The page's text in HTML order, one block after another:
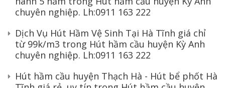
chuyên nghiệp. Lh:0911 163 222
Dịch Vụ Hút Hầm Vệ Sinh Tại Hà Tĩnh giá chỉ
từ 99k/m3 trong Hút hầm cầu huyện Kỳ Anh
chuyên nghiệp. Lh:0911 163 222
Hút hầm cầu huyện Thạch Hà - Hút bể phốt Hà